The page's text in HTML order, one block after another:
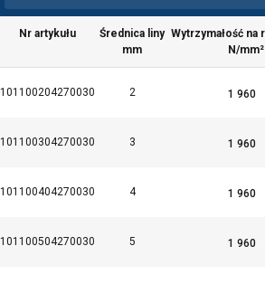
Nr artykułu
Średnica liny
mm
Wytrzymałość na
N/mm²
101100204270030 2
101100304270030 3
101100404270030 4
101100504270030 5
Używamy plików
również
analitycznym,
wyniku